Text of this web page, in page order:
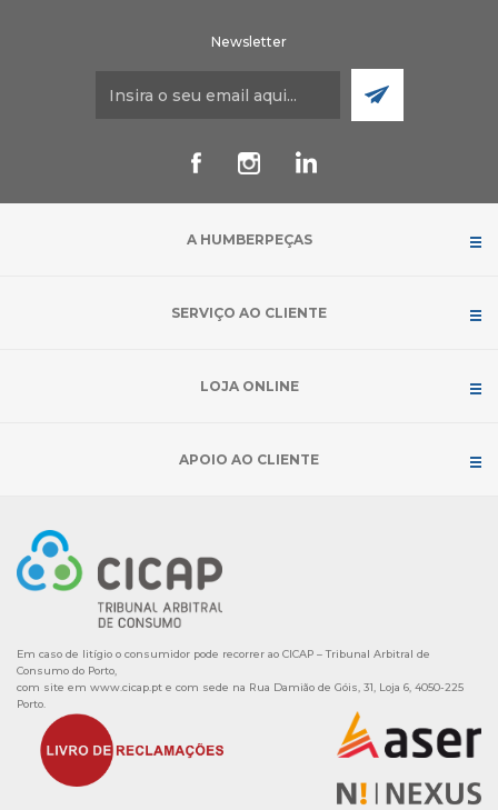
Newsletter
A HUMBERPEÇAS
SERVIÇO AO CLIENTE
LOJA ONLINE
APOIO AO CLIENTE
Em caso de litígio o consumidor pode recorrer ao CICAP – Tribunal Arbitral de
Consumo do Porto,
com site em www.cicap.pt e com sede na Rua Damião de Góis, 31, Loja 6, 4050-225
Porto.